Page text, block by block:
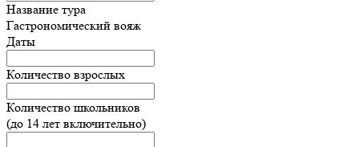
Название тура
Гастрономический вояж
Даты
Количество взрослых
Количество школьников
(до 14 лет включительно)